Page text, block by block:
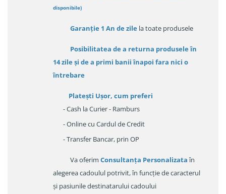
disponibile)
Garanție 1 An de zile la toate produsele
Posibilitatea de a returna produsele în
14 zileși de a primi banii înapoi fara nici o
întrebare
Platești Ușor, cum preferi
- Cash la Curier - Ramburs
- Online cu Cardul de Credit
- Transfer Bancar, prin OP
Va oferim Consultanța Personalizataîn
alegerea cadoulul potrivit, în funcție de caracterul
și pasiunile destinatarului cadoului